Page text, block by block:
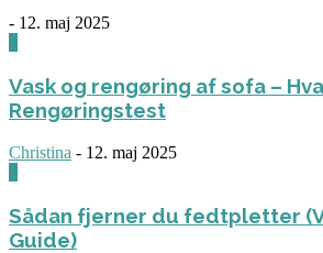
- 12. maj 2025
Vask og rengøring af sofa –
Rengøringstest
Christina - 12. maj 2025
Sådan fjerner du fedtpletter
Guide)